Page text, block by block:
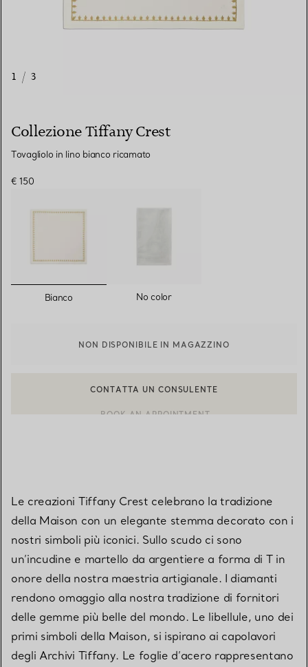
1 / 3
Collezione Tiffany Crest
Tovagliolo in lino bianco ricamato
€ 150
Bianco No color
NON DISPONIBILE IN MAGAZZINO
Le creazioni Tiffany Crest celebrano la tradizione
della Maison con un elegante stemma decorato con i
nostri simboli più iconici. Sullo scudo ci sono
un’incudine e martello da argentiere a forma di T in
onore della nostra maestria artigianale. I diamanti
rendono omaggio alla nostra tradizione di fornitori
delle gemme più belle del mondo. Le libellule, uno dei
primi simboli della Maison, si ispirano ai capolavori
degli Archivi Tiffany. Le foglie d’acero rappresentano